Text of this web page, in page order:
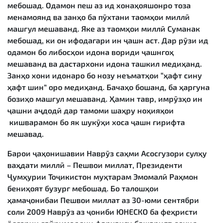
мебошад. Одамон пеш аз ид хонаҳояшонро тоза
менамоянд ва занҳо ба пӯхтани таомҳои миллӣ
машғул мешаванд. Яке аз таомҳои миллӣ Суманак
мебошад, ки он ифодагари ин ҷашн аст. Дар рӯзи ид
одамон бо либосҳои идона вориди ҷашнгоҳ
мешаванд ва дастархони идона ташкил медиҳанд.
Занҳо хони идонаро бо нозу неъматҳои “ҳафт сину
ҳафт шин” оро медиҳанд. Бачаҳо бошанд, ба ҳаргуна
бозиҳо машғул мешаванд. Ҳамин тавр, имрӯзҳо ин
ҷашни аҷдодӣ дар тамоми шаҳру ноҳияҳои
кишварамон бо як шукӯҳи хоса ҷашн гирифта
мешавад.
Барои ҷаҳонишавии Наврӯз саҳми Асосгузори сулҳу
ваҳдати миллӣ – Пешвои миллат, Президенти
Ҷумҳурии Тоҷикистон муҳтарам Эмомалӣ Раҳмон
бениҳоят бузург мебошад. Бо талошҳои
ҳамаҷонибаи Пешвои миллат аз 30-юми сентябри
соли 2009 Наврӯз аз ҷониби ЮНЕСКО ба феҳристи